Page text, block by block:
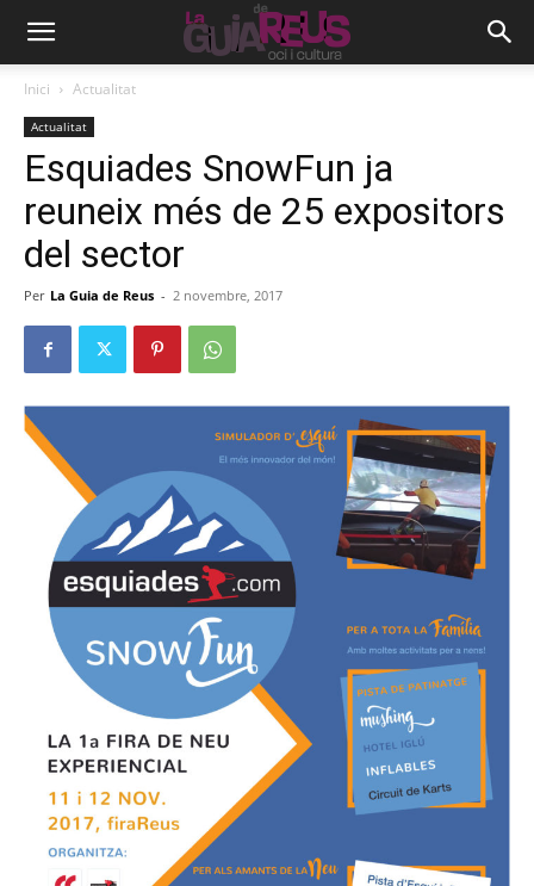
Inici Actualitat
Actualitat
Esquiades SnowFun ja
reuneix més de 25 expositors
del sector
Per La Guia de Reus - 2 novembre, 2017